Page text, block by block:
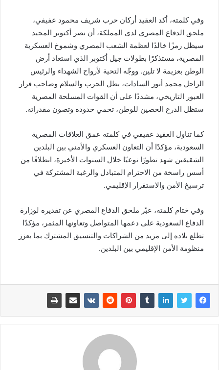
وفي كلمته، أكد العقيد أركان حرب شريف محمود عفيفي،
ملحق الدفاع المصري لدى المملكة، أن نصر أكتوبر المجيد
سيظل رمزًا خالدًا لعظمة الشعب المصري وشموخ العسكرية
المصرية، مستذكرًا بطولات جيل أكتوبر الذي استعاد أرض
الوطن بعزيمة لا تلين. ووجّه التحية لأرواح الشهداء والرئيس
الراحل محمد أنور السادات، بطل الحرب والسلام وصاحب قرار
العبور التاريخي، مشددًا على أن القوات المسلحة المصرية
ستظل الدرع الحصين للوطن، تحمي حدوده وتصون مقدراته.
كما تناول العقيد عفيفي في كلمته عمق العلاقات المصرية
السعودية، مؤكدًا أن التعاون العسكري والأمني بين البلدين
الشقيقين شهد تطورًا نوعيًا خلال السنوات الأخيرة، انطلاقًا من
أسس راسخة من الاحترام المتبادل والرغبة المشتركة في
ترسيخ الأمن والاستقرار الإقليمي.
وفي ختام كلمته، عبّر ملحق الدفاع المصري عن تقديره لوزارة
الدفاع السعودية على دعمها المتواصل وتعاونها المثمر، مؤكدًا
تطلع بلاده إلى مزيد من الشراكات والتنسيق المشترك بما يعزز
منظومة الأمن الإقليمي بين البلدين.